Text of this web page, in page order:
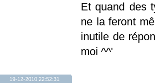
Et quand des
ne la feront
inutile de
moi ^^'
19-12-2010 22:52:31